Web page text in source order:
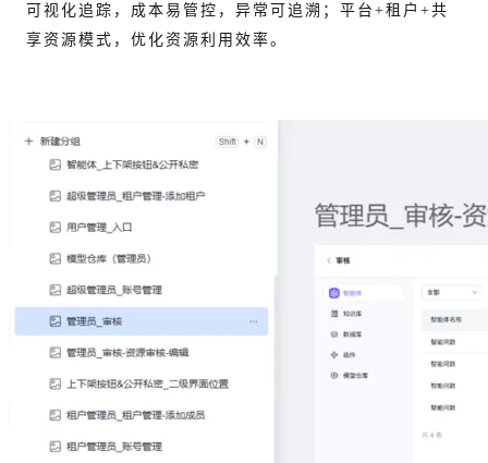
可视化追踪，成本易管控，异常可追溯；平台+租户+共
享资源模式，优化资源利用效率。